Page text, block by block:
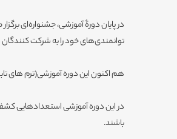
در پایان دورۀ آموزشی، جشنواره‌ای
توانمندی‌های خود را به شرکت
هم اکنون این دوره آموزشی(ترم های
در این دوره آموزشی استعدادهایی
باشند.